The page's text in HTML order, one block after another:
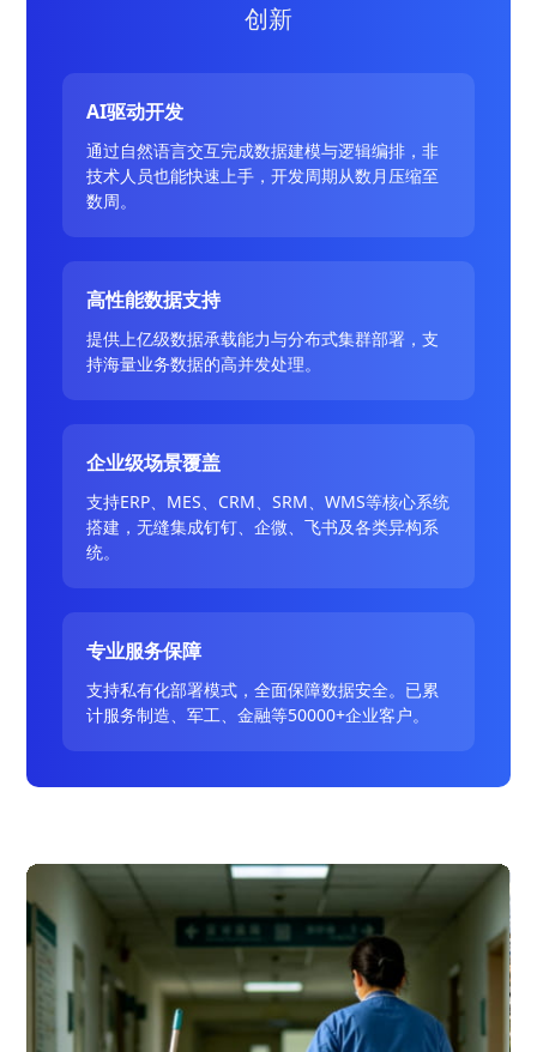
创新
AI驱动开发
通过自然语言交互完成数据建模与逻辑编排，非
技术人员也能快速上手，开发周期从数月压缩至
数周。
高性能数据支持
提供上亿级数据承载能力与分布式集群部署，支
持海量业务数据的高并发处理。
企业级场景覆盖
支持ERP、MES、CRM、SRM、WMS等核心系统
搭建，无缝集成钉钉、企微、飞书及各类异构系
统。
专业服务保障
支持私有化部署模式，全面保障数据安全。已累
计服务制造、军工、金融等50000+企业客户。